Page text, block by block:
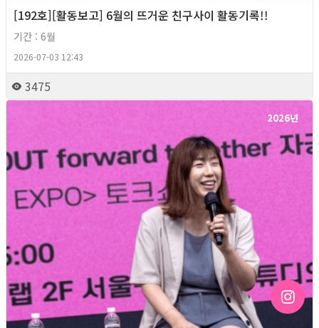
[192호][활동보고] 6월의 뜨거운 친구사이 활동기록!!
기간 : 6월
2026-07-03 12:43
3475
2026년